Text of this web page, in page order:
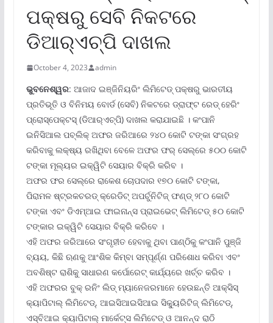
ପକ୍ଷରୁ ସେବି ନିକଟରେ
ଡିଆର୍‌ଏଚ୍‌ପି ଦାଖଲ
October 4, 2023 admin
ଭୁବନେଶ୍ୱର: ଆଜାଦ ଇଞ୍ଜିନିୟରିଂ ଲିମିଟେଡ୍ ପକ୍ଷରୁ ଭାରତୀୟ
ପ୍ରତିଭୂତି ଓ ବିନିମୟ ବୋର୍ଡ (ସେବି) ନିକଟରେ ଡ୍ରାଫ୍ଟ ରେଡ୍ ହେରିଂ
ପ୍ରୋସ୍‌ପେକ୍ଟସ୍ (ଡିଆର୍‌ଏଚ୍‌ପି) ଦାଖଲ କରାଯାଇଛି । କଂପାନି
ଇନିସିଆଲ ପବ୍ଲିକ୍ ଅଫର ଜରିଆରେ ୨୪୦ କୋଟି ଟଙ୍କା ସଂଗ୍ରହ
କରିବାକୁ ଲକ୍ଷ୍ୟ ରଖିଥିବା ବେଳେ ଅଫର ଫର୍ ସେଲ୍‌ରେ ୫୦୦ କୋଟି
ଟଙ୍କା ମୂଲ୍ୟର ଇକ୍ୱିଟି ସେୟାର ବିକ୍ରି କରିବ ।
ଅଫର ଫର ସେଲ୍‌ରେ ରାକେଶ ଚୋପଦାର ୧୭୦ କୋଟି ଟଙ୍କା,
ପିରାମଳ ଷ୍ଟ୍ରକଚରଡ୍ କ୍ରେଡିଟ୍ ଅପର୍ଚୁନିଟିଜ୍ ଫଣ୍ଡ୍ ୨୮୦ କୋଟି
ଟଙ୍କା ଏବଂ ଡିଏମ୍‌ଆଇ ଫାଇନାନ୍ସ ପ୍ରାଇଭେଟ୍ ଲିମିଟେଡ୍ ୫୦ କୋଟି
ଟଙ୍କାର ଇକ୍ୱିଟି ସେୟାର ବିକ୍ରି କରିବେ ।
ଏହି ଅଫର ଜରିଆରେ ସଂଗୃହୀତ ହେବାକୁ ଥିବା ପାଣ୍ଠିକୁ କଂପାନି ପୁଞ୍ଜି
ବ୍ୟୟ, କିଛି ଋଣକୁ ଆଂଶିକ କିମ୍ବା ସମ୍ପୂର୍ଣ୍ଣ ପରିଶୋଧ କରିବା ଏବଂ
ଅବଶିଷ୍ଟ ରାଶିକୁ ସାଧାରଣ କର୍ପୋରେଟ୍ କାର୍ଯ୍ୟରେ ଖର୍ଚ୍ଚ କରିବ ।
ଏହି ଅଫରର ବୁକ୍ ରନିଂ ଲିଡ୍ ମ୍ୟାନେଜରମାନେ ହେଉଛନ୍ତି ଆକ୍ସିସ୍
କ୍ୟାପିଟାଲ୍ ଲିମିଟେଡ୍‌, ଆଇସିଆଇସିଆଇ ସିକ୍ୟୁରିଟିଜ୍ ଲିମିଟେଡ୍‌,
ଏସ୍‌ବିଆଇ କ୍ୟାପିଟାଲ୍ ମାର୍କେଟ୍‌ସ ଲିମିଟେଡ୍ ଓ ଆନନ୍ଦ ରାଠି